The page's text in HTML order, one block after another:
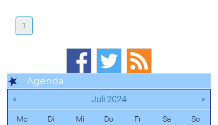
1
Agenda
« Juli 2024 »
Mo Di Mi Do Fr Sa So